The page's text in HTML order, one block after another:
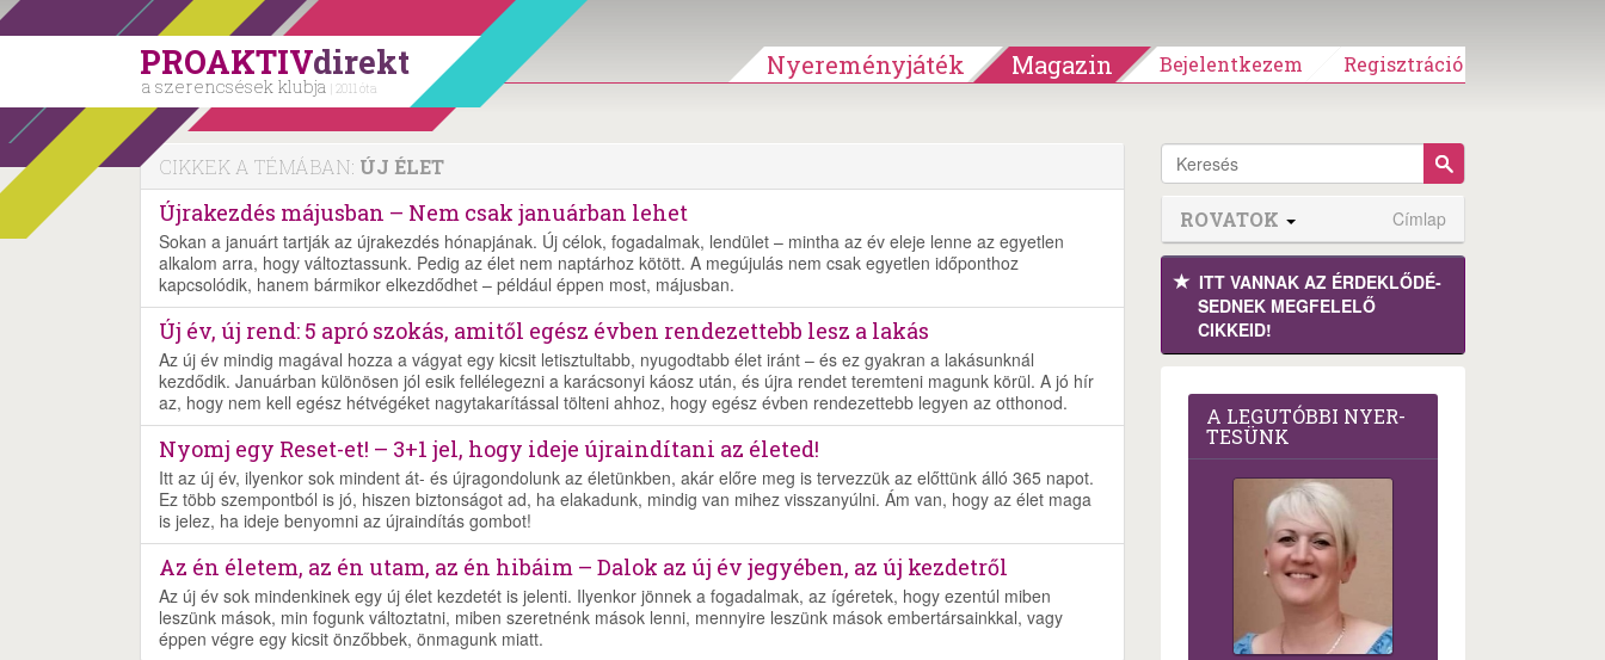
PROAKTIVdirekt
a szerencsések klubja | 2011 óta
Nyereményjáték Magazin Bejelentkezem Regisztráció
CIKKEK A TÉMÁBAN: ÚJ ÉLET
Újrakezdés májusban – Nem csak januárban lehet
Sokan a januárt tartják az újrakezdés hónapjának. Új célok, fogadalmak, lendület – mintha az év eleje lenne az egyetlen
alkalom arra, hogy változtassunk. Pedig az élet nem naptárhoz kötött. A megújulás nem csak egyetlen időponthoz
kapcsolódik, hanem bármikor elkezdődhet – például éppen most, májusban.
Új év, új rend: 5 apró szokás, amitől egész évben rendezettebb lesz a lakás
Az új év mindig magával hozza a vágyat egy kicsit letisztultabb, nyugodtabb élet iránt – és ez gyakran a lakásunknál
kezdődik. Januárban különösen jól esik fellélegezni a karácsonyi káosz után, és újra rendet teremteni magunk körül. A jó hír
az, hogy nem kell egész hétvégéket nagytakarítással tölteni ahhoz, hogy egész évben rendezettebb legyen az otthonod.
Nyomj egy Reset-et! – 3+1 jel, hogy ideje újraindítani az életed!
Itt az új év, ilyenkor sok mindent át- és újragondolunk az életünkben, akár előre meg is tervezzük az előttünk álló 365 napot.
Ez több szempontból is jó, hiszen biztonságot ad, ha elakadunk, mindig van mihez visszanyúlni. Ám van, hogy az élet maga
is jelez, ha ideje benyomni az újraindítás gombot!
Az én életem, az én utam, az én hibáim – Dalok az új év jegyében, az új kezdetről
Az új év sok mindenkinek egy új élet kezdetét is jelenti. Ilyenkor jönnek a fogadalmak, az ígéretek, hogy ezentúl miben
leszünk mások, min fogunk változtatni, miben szeretnénk mások lenni, mennyire leszünk mások embertársainkkal, vagy
éppen végre egy kicsit önzőbbek, önmagunk miatt.
ROVATOK Címlap
ITT VANNAK AZ ÉRDEK­LŐDÉ­
SEDNEK MEGFE­LELŐ
CIKKEID!
A LEG­U­TÓB­BI NYER­
TE­SÜNK